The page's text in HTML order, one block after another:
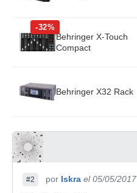
-32%
Behringer X-Touch
Compact
Behringer X32 Rack
#2 por Iskra el 05/05/2017